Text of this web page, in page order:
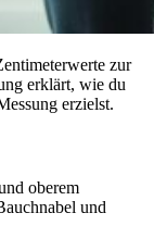
zur
erklärt, wie du
erzielst.
oberem
und